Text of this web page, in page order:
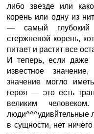
либо звезде или
корень или одну из
— самый глубокий
стержневой корень,
питает и растит все
И теперь, если даже
известное
значение могло
героя — это есть
великим
люди^^^удивйтельные
в сущности, нет